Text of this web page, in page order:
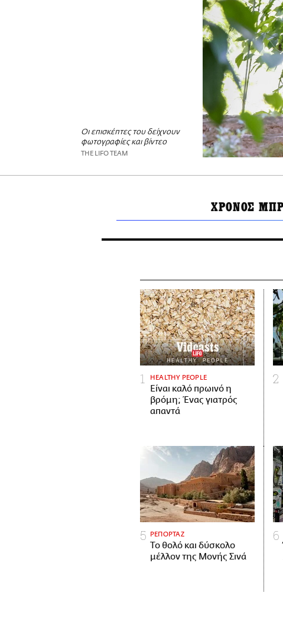
Οι επισκέπτες του δείχνουν
φωτογραφίες και βίντεο
THE LIFO TEAM
ΧΡΟΝΟΣ
HEALTHY PEOPLE
Είναι καλό πρωινό η
βρόμη; Ένας γιατρός
απαντά
ΡΕΠΟΡΤΑΖ
Το θολό και δύσκολο
μέλλον της Μονής Σινά